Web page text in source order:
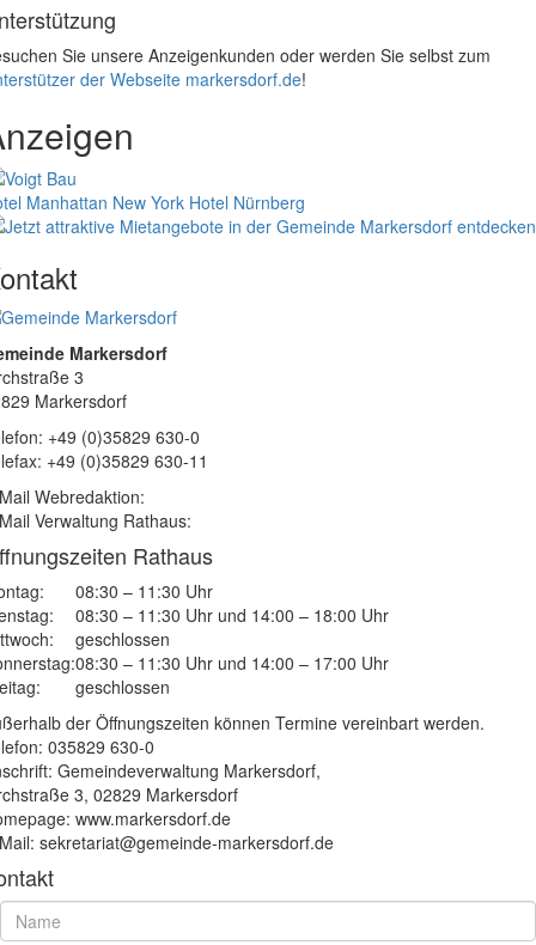
Sie unsere Anzeigenkunden oder werden Sie selbst zum
der Webseite markersdorf.de!
Manhattan New York Hotel Nürnberg
Markersdorf
3
Markersdorf
+49 (0)35829 630-0
+49 (0)35829 630-11
Webredaktion:
Verwaltung Rathaus:
Rathaus
08:30 – 11:30 Uhr
08:30 – 11:30 Uhr und 14:00 – 18:00 Uhr
geschlossen
08:30 – 11:30 Uhr und 14:00 – 17:00 Uhr
geschlossen
der Öffnungszeiten können Termine vereinbart werden.
035829 630-0
Gemeindeverwaltung Markersdorf,
3, 02829 Markersdorf
www.markersdorf.de
sekretariat@gemeinde-markersdorf.de